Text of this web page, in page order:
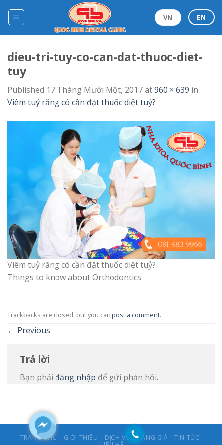
VN EN
dieu-tri-tuy-co-can-dat-thuoc-diet-
tuy
Published 17 Tháng Mười Một, 2017at960 × 639 in
Viêm tuỷ răng có cần đặt thuốc diệt tuỷ?
Viêm tuỷ răng có cần đặt thuốc diệt tuỷ?
Things to know about Orthodontics
Trackbacks are closed, but you can post a comment.
← Previous
Trả lời
Bạn phải đăng nhập để gửi phản hồi.
TRANG CHỦ GIỚI THIỆU DỊCH VỤ BẢNG GIÁ
TIN TỨC